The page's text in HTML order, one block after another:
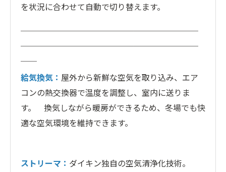
を状況に合わせて自動で切り替えます。
給気換気： 屋外から新鮮な空気を取り込み、エア
コンの熱交換器で温度を調整し、室内に送りま
す。 換気しながら暖房ができるため、冬場でも快
適な空気環境を維持できます。
ストリーマ： ダイキン独自の空気清浄化技術。